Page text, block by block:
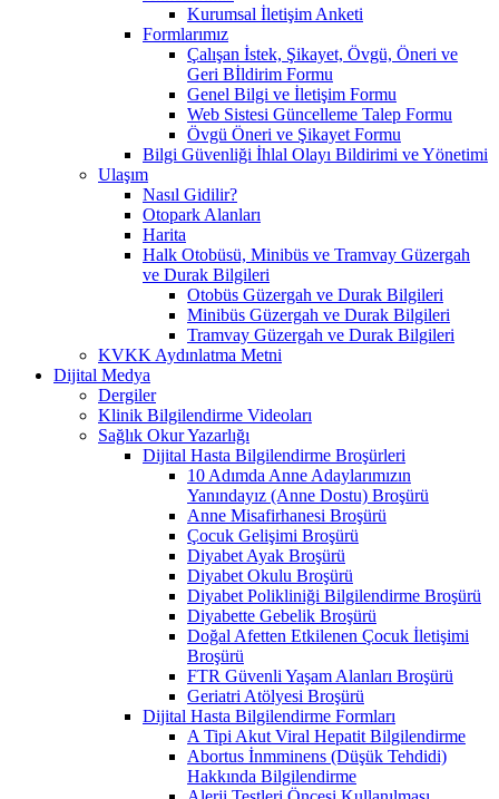
Kurumsal İletişim Anketi
Formlarımız
Çalışan İstek, Şikayet, Övgü, Öneri ve
Geri Bİldirim Formu
Genel Bilgi ve İletişim Formu
Web Sistesi Güncelleme Talep Formu
Övgü Öneri ve Şikayet Formu
Bilgi Güvenliği İhlal Olayı Bildirimi ve Yönetimi
Ulaşım
Nasıl Gidilir?
Otopark Alanları
Harita
Halk Otobüsü, Minibüs ve Tramvay Güzergah
ve Durak Bilgileri
Otobüs Güzergah ve Durak Bilgileri
Minibüs Güzergah ve Durak Bilgileri
Tramvay Güzergah ve Durak Bilgileri
KVKK Aydınlatma Metni
Dijital Medya
Dergiler
Klinik Bilgilendirme Videoları
Sağlık Okur Yazarlığı
Dijital Hasta Bilgilendirme Broşürleri
10 Adımda Anne Adaylarımızın
Yanındayız (Anne Dostu) Broşürü
Anne Misafirhanesi Broşürü
Çocuk Gelişimi Broşürü
Diyabet Ayak Broşürü
Diyabet Okulu Broşürü
Diyabet Polikliniği Bilgilendirme Broşürü
Diyabette Gebelik Broşürü
Doğal Afetten Etkilenen Çocuk İletişimi
Broşürü
FTR Güvenli Yaşam Alanları Broşürü
Geriatri Atölyesi Broşürü
Dijital Hasta Bilgilendirme Formları
A Tipi Akut Viral Hepatit Bilgilendirme
Abortus İnmminens (Düşük Tehdidi)
Hakkında Bilgilendirme